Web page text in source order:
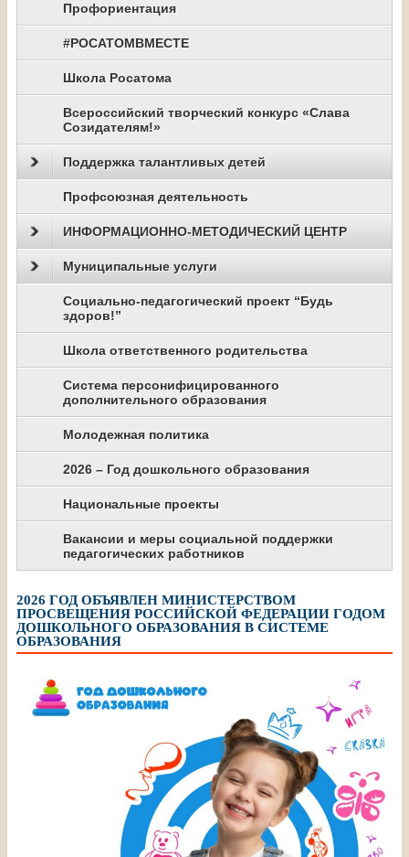
Профориентация
#РОСАТОМВМЕСТЕ
Школа Росатома
Всероссийский творческий конкурс «Слава
Созидателям!»
Поддержка талантливых детей
Профсоюзная деятельность
ИНФОРМАЦИОННО-МЕТОДИЧЕСКИЙ ЦЕНТР
Муниципальные услуги
Социально-педагогический проект “Будь
здоров!”
Школа ответственного родительства
Система персонифицированного
дополнительного образования
Молодежная политика
2026 – Год дошкольного образования
Национальные проекты
Вакансии и меры социальной поддержки
педагогических работников
2026 ГОД ОБЪЯВЛЕН МИНИСТЕРСТВОМ
ПРОСВЕЩЕНИЯ РОССИЙСКОЙ ФЕДЕРАЦИИ ГОДОМ
ДОШКОЛЬНОГО ОБРАЗОВАНИЯ В СИСТЕМЕ
ОБРАЗОВАНИЯ